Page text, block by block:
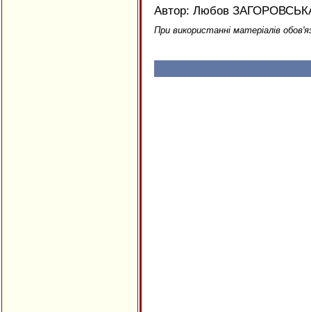
Автор: Любов
При використанні матеріалів